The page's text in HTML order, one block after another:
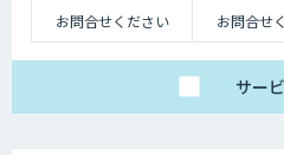
お問合せください
お問合せ
サー